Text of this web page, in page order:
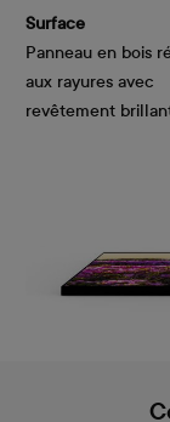
Surface
Panneau en bois
aux rayures avec
revêtement